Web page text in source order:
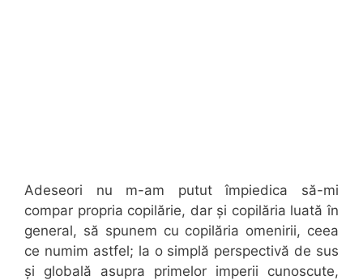
Adeseori nu m-am putut împiedica să-mi
compar propria copilărie, dar și copilăria luată în
general, să spunem cu copilăria omenirii, ceea
ce numim astfel; la o simplă perspectivă de sus
și globală asupra primelor imperii cunoscute,